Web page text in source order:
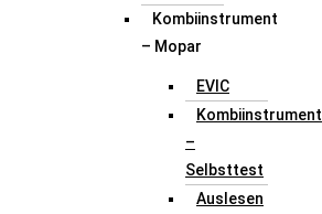
Kombiinstrument
– Mopar
EVIC
Kombiinstrument
–
Selbsttest
Auslesen